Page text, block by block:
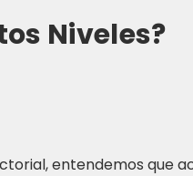
Niveles?
entendemos que